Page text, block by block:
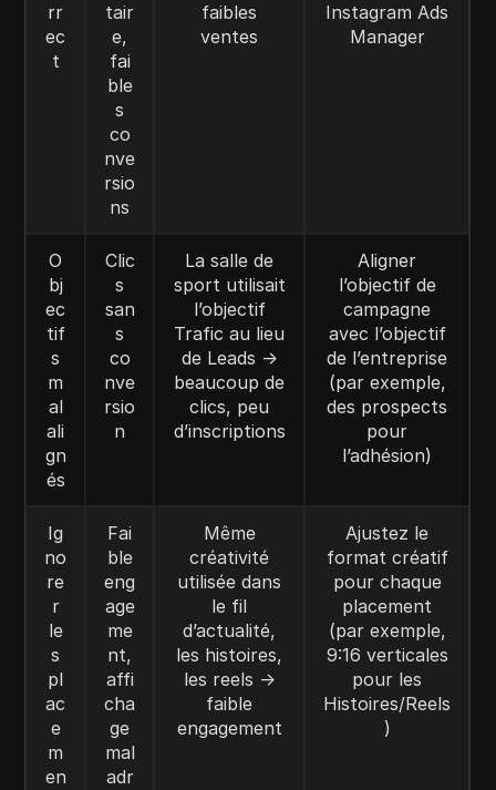
rr
ec
t
tair
e,
fai
ble
s
co
nve
rsio
ns
faibles
ventes
Instagram Ads
Manager
O
bj
ec
tif
s
m
al
ali
gn
és
Clic
s
san
s
co
nve
rsio
n
La salle de
sport utilisait
l’objectif
Trafic au lieu
de Leads →
beaucoup de
clics, peu
d’inscriptions
Aligner
l’objectif de
campagne
avec l’objectif
de l’entreprise
(par exemple,
des prospects
pour
l’adhésion)
Ig
no
re
r
le
s
pl
ac
e
m
en
Fai
ble
eng
age
me
nt,
affi
cha
ge
mal
adr
Même
créativité
utilisée dans
le fil
d’actualité,
les histoires,
les reels →
faible
engagement
Ajustez le
format créatif
pour chaque
placement
(par exemple,
9:16 verticales
pour les
Histoires/Reels
)